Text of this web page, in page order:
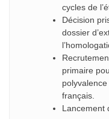
cycles de
Décision
dossier
primaire
français.
Lancement